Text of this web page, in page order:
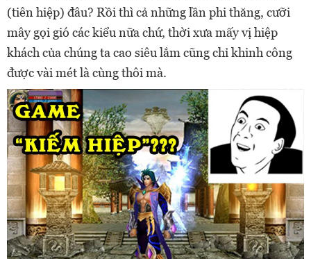
(tiên hiệp) đâu? Rồi thì cả những lần phi thăng, cưỡi
mây gọi gió các kiểu nữa chứ, thời xưa mấy vị hiệp
khách của chúng ta cao siêu lắm cũng chỉ khinh công
được vài mét là cùng thôi mà.